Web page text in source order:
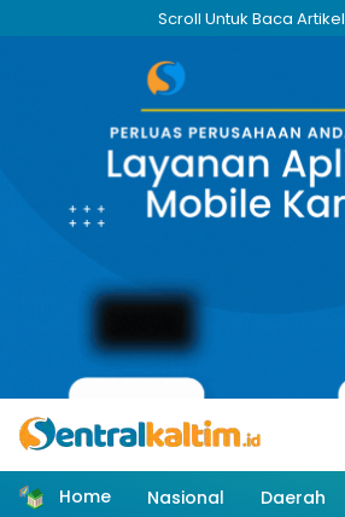
Scroll Untuk Baca Artikel
Home Nasional Daerah